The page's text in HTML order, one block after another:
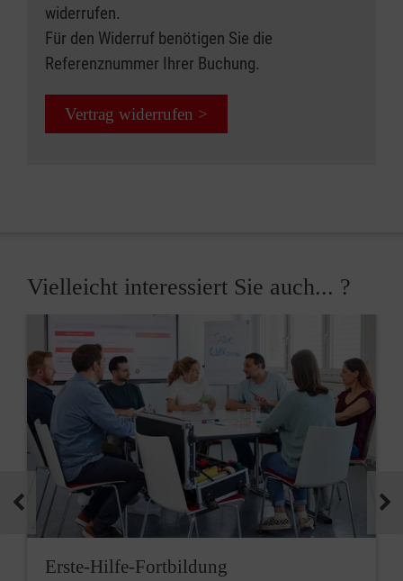
widerrufen.
Für den Widerruf benötigen Sie die
Referenznummer Ihrer Buchung.
Vertrag widerrufen >
Vielleicht interessiert Sie auch... ?
Erste-Hilfe-Fortbildung